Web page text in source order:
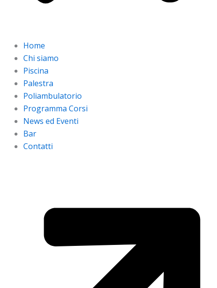
Home
Chi siamo
Piscina
Palestra
Poliambulatorio
Programma Corsi
News ed Eventi
Bar
Contatti